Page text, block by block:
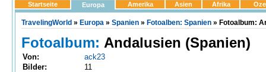
Startseite Europa Amerika Asien Afrika
TravelingWorld » Europa » Spanien » Fotoalben: Spanien » Fotoalbum:
Fotoalbum: Andalusien (Spanien)
Von:
ack23
Bilder:
11